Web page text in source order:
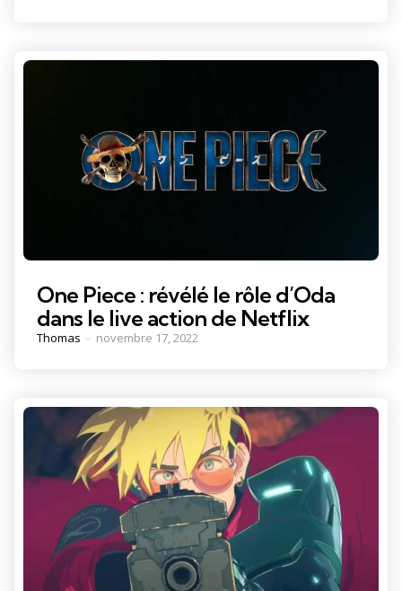
One Piece : révélé le rôle d’Oda
dans le live action de Netflix
Posted
Thomas novembre 17, 2022